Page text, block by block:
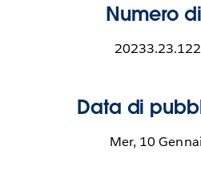
Numero
Data di
Mer, 10